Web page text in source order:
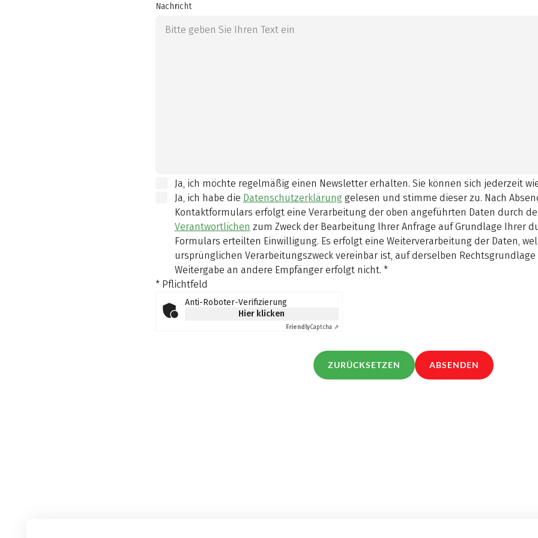
Nachricht
Ja, ich möchte regelmäßig einen Newsletter erhalten. Sie können sich jederzeit
Ja, ich habe die Datenschutzerklärunggelesen und stimme dieser zu. Nach
Kontaktformulars erfolgt eine Verarbeitung der oben angeführten Daten durch
Verantwortlichen zum Zweck der Bearbeitung Ihrer Anfrage auf Grundlage Ihrer
Formulars erteilten Einwilligung. Es erfolgt eine Weiterverarbeitung der Daten,
ursprünglichen Verarbeitungszweck vereinbar ist, auf derselben Rechtsgrundlage
Weitergabe an andere Empfänger erfolgt nicht. *
* Pflichtfeld
Anti-Roboter-Verifizierung
Hier klicken
FriendlyCaptcha ⇗
ZURÜCKSETZEN ABSENDEN